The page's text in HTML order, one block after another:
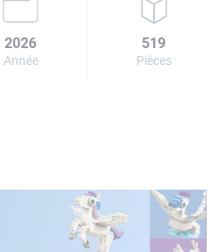
2026
Année
519
Pièces